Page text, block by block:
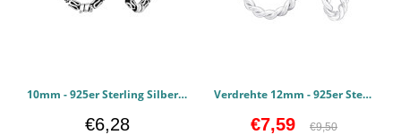
10mm - 925er Sterling Silber Bali Hoops PCJW46087
€6,28
Verdrehte 12mm - 925er Sterling Silber Bali Hoops PCJW44937
€7,59 €9,50